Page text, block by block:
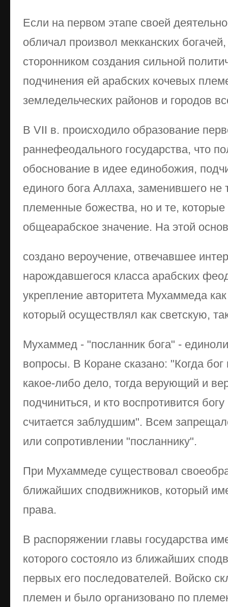
Если на первом этапе своей
обличал произвол мекканских
сторонником создания сильной
подчинения ей арабских кочевых
земледельческих районов и городов
В VII в. происходило образование
раннефеодального государства, что
обоснование в идее единобожия,
единого бога Аллаха, заменившего не
племенные божества, но и те,
общеарабское значение. На этой
создано вероучение, отвечавшее
нарождавшегося класса арабских
укрепление авторитета Мухаммеда
который осуществлял как светскую,
Мухаммед - "посланник бога" -
вопросы. В Коране сказано: "Когда
какое-либо дело, тогда верующий и
подчиниться, и кто воспротивится
считается заблудшим". Всем
или сопротивлении "посланнику".
При Мухаммеде существовал
ближайших сподвижников, который
права.
В распоряжении главы государства
которого состояло из ближайших
первых его последователей. Войско
племен и было организовано по